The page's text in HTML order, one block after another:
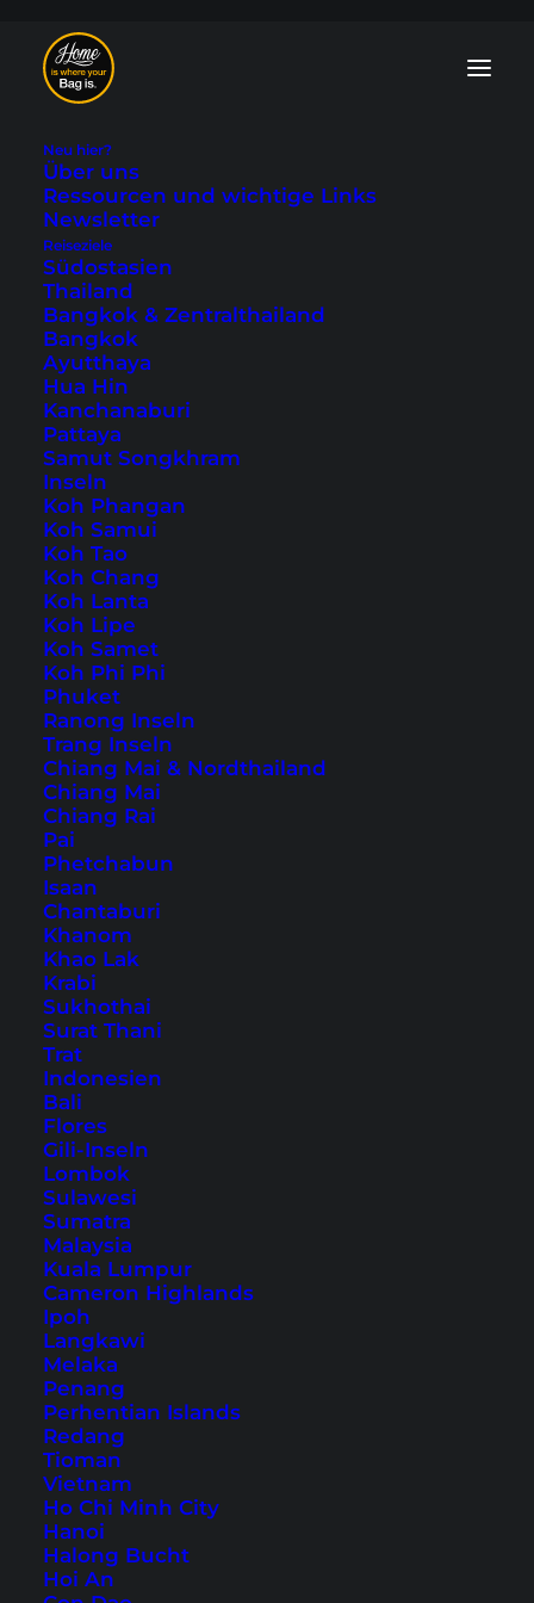
Neu hier?
Über uns
Ressourcen und wichtige Links
Newsletter
Reiseziele
Südostasien
Thailand
Bangkok & Zentralthailand
Bangkok
Ayutthaya
Hua Hin
Kanchanaburi
Pattaya
Samut Songkhram
Inseln
Koh Phangan
Koh Samui
Koh Tao
Koh Chang
Koh Lanta
Koh Lipe
Koh Samet
Koh Phi Phi
Phuket
Ranong Inseln
Trang Inseln
Chiang Mai & Nordthailand
Chiang Mai
Chiang Rai
Pai
Phetchabun
Isaan
Chantaburi
Khanom
Khao Lak
Krabi
Sukhothai
Surat Thani
Trat
Indonesien
Bali
Flores
Gili-Inseln
Lombok
Sulawesi
Sumatra
Malaysia
Kuala Lumpur
Cameron Highlands
Ipoh
Langkawi
Melaka
Penang
Perhentian Islands
Redang
Tioman
Vietnam
Ho Chi Minh City
Hanoi
Halong Bucht
Hoi An
Kreta Hotels direkt
am Meer - 10
Empfehlungen
6. Juli 2026
Kreta ist die größte Insel Griechenlands und ein
beliebtes Urlaubsziel. Du findest hier lange
Sandstrände an der Nordküste, ruhigere
Buchten im Süden und charmante Hafenstädte
wie Chania inWest-Kreta
mit Blick aufs Wasser aufwachen oder nach
dem Frühstück direkt an den Strand gehen
möchtest, sind Kreta Hotels direkt am Meer die
beste Wahl.
Unsere 10 Tipps für die
besten Kreta Hotels direkt
am Meer
Inhaltsverzeichnis
1. Civitel Creta Beach (Ammoudara /
Heraklion)
2. Enorme Infinity Elounda – Adults Only
(Elounda)
3. Pilot Beach Resort (Georgioupolis)
4. Kimpton La Mer Crete (Georgioupolis /
Kavros)
5. Galazio Beach Resort (Analipsi /
Hersonissos)
6. Creta Maris Resort (Hersonissos)
7. Kakkos Beach Hotel – Adults Only
(Koutsounari / Ierapetra)
8. Arina Beach Resort (Kokkini Hani)